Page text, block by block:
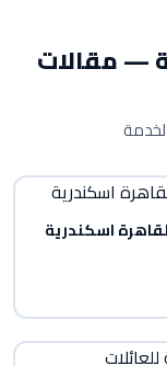
— مقالات
اسكندرية